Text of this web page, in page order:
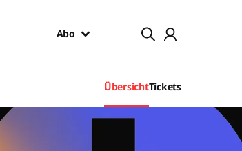
Abo
ÜbersichtTickets